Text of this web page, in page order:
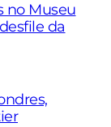
no Museu
da